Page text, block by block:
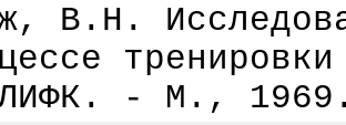
В.Н.
- М.,